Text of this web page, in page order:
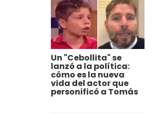
Un "Cebollita" se
lanzó a la política:
cómo es la nueva
vida del actor que
personificó a Tomás